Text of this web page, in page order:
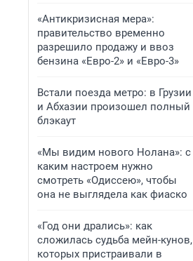
«Антикризисная мера»:
правительство временно
разрешило продажу и ввоз
бензина «Евро-2» и «Евро-3»
Встали поезда метро: в Грузии
и Абхазии произошел полный
блэкаут
«Мы видим нового Нолана»: с
каким настроем нужно
смотреть «Одиссею», чтобы
она не выглядела как фиаско
«Год они дрались»: как
сложилась судьба мейн-кунов,
которых пристраивали в